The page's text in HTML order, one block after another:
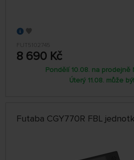
FUT5102745
8 690 Kč
Pondělí 10.08. na prodejně
Úterý 11.08. může
Futaba CGY770R FBL